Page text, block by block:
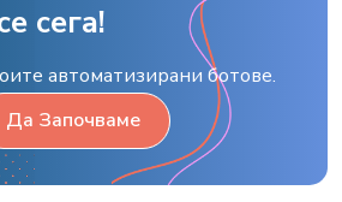
сега!
автоматизирани ботове.
Да Започваме